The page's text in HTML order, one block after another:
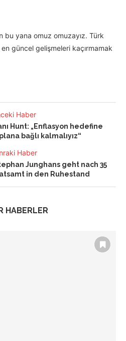
bu yana omuz omuzayız. Türk
güncel gelişmeleri kaçırmamak
Haber
Hunt: „Enflasyon hedefine
bağlı kalmalıyız“
Haber
Junghans geht nach 35
in den Ruhestand
HABERLER